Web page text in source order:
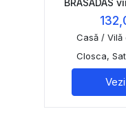
BRASADAS
Casă /
Closca,